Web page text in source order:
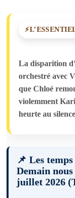
La disparition
orchestré avec
que Chloé
violemment
heurte au
📌 Les
Demain
juillet 2026